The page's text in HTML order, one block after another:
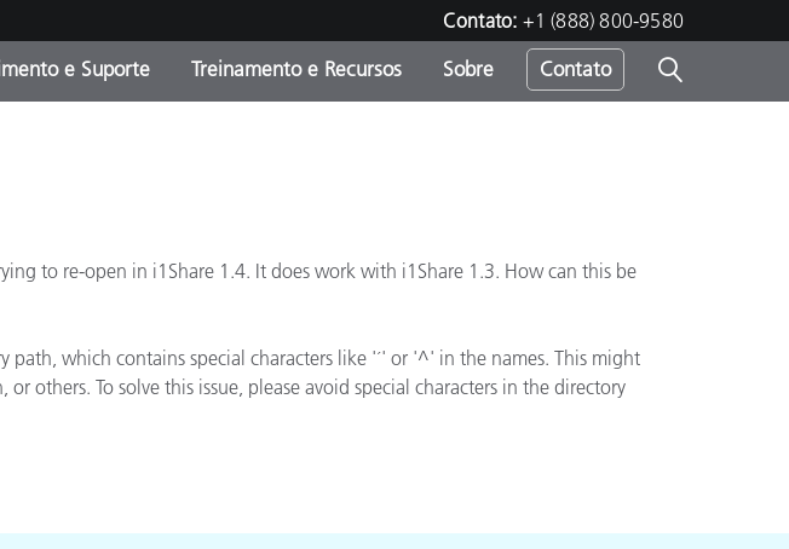
Contato: +1 (888) 800-9580
Online Store
Produtos Embalados
e Suporte Treinamento e Recursos
Outros recursos
Sobre Contato
to re-open in i1Share 1.4. It does work with i1Share 1.3. How can this be
path, which contains special characters like '´' or '^' in the names. This might
others. To solve this issue, please avoid special characters in the directory